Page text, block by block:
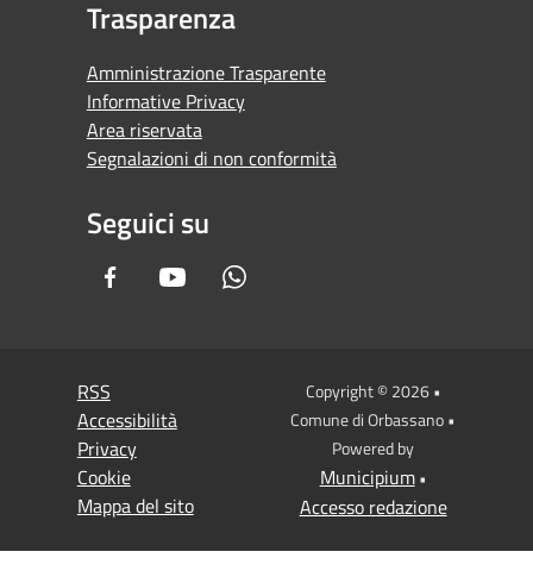
Trasparenza
Amministrazione Trasparente
Informative Privacy
Area riservata
Segnalazioni di non conformità
Seguici su
FacebookYoutube
RSS
Accessibilità
Privacy
Cookie
Mappa del sito
Copyright © 2026 •
Comune di Orbassano •
Powered by
Municipium•
Accesso redazione